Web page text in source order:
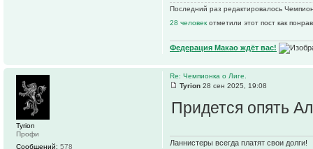
Последний раз редактировалось
28 человек отметили этот пост как
Федерация Макао ждёт вас!
Re: Чемпионка о Лиге.
Tyrion 28 сен 2025, 19:08
Придется опять
Ланнистеры всегда платят свои долги!
Tyrion
Профи
Сообщений: 578